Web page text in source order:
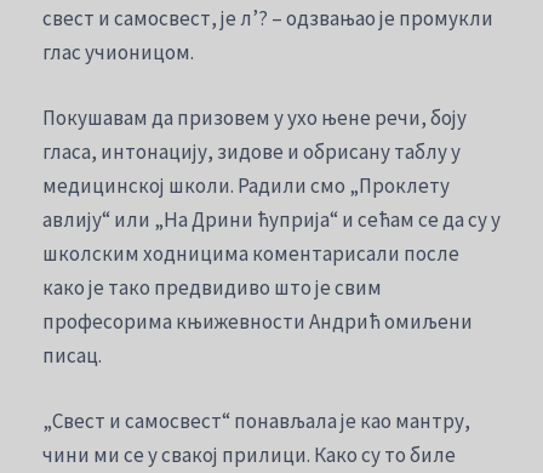
свест и самосвест, је л’? – одзвањао је промукли
глас учионицом.
Покушавам да призовем у ухо њене речи, боју
гласа, интонацију, зидове и обрисану таблу у
медицинској школи. Радили смо „Проклету
авлију“ или „На Дрини ћуприја“ и сећам се да су у
школским ходницима коментарисали после
како је тако предвидиво што је свим
професорима књижевности Андрић омиљени
писац.
„Свест и самосвест“ понављала је као мантру,
чини ми се у свакој прилици. Како су то биле